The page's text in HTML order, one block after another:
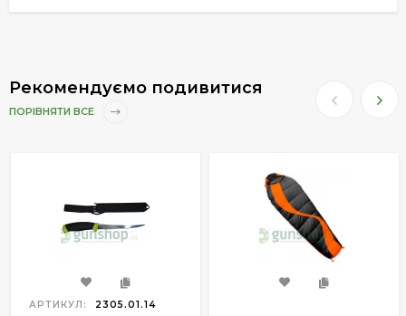
Рекомендуємо подивитися
ПОРІВНЯТИ ВСЕ
АРТИКУЛ: 2305.01.14